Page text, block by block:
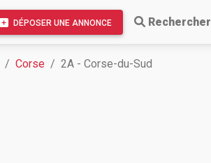
DÉPOSER UNE ANNONCE Rechercher
Corse 2A - Corse-du-Sud